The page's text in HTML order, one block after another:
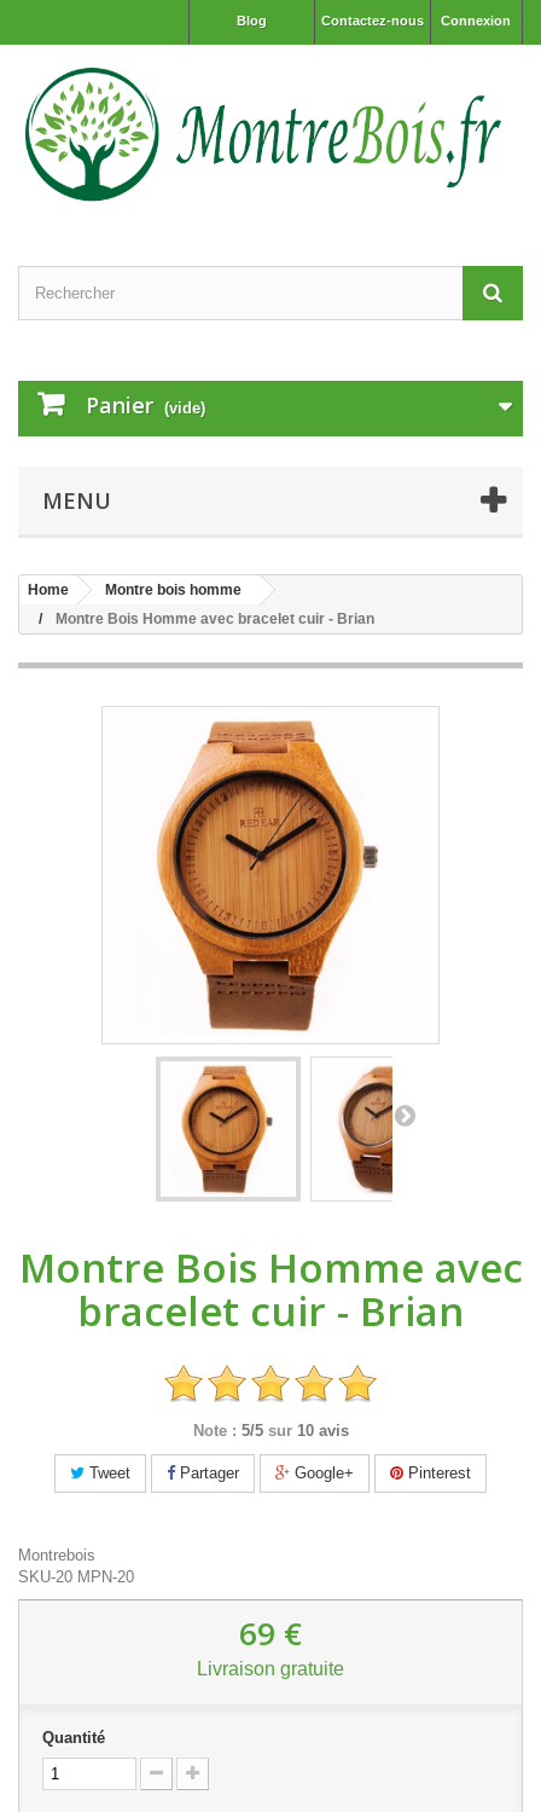
Connexion
Contactez-nous
Blog
Panier (vide)
MENU
Home
Montre bois homme
Montre Bois Homme avec bracelet cuir - Brian
Montre Bois Homme avec
bracelet cuir - Brian
Note : 5/5 sur 10 avis
Tweet Partager Google+ Pinterest
Montrebois
SKU-20 MPN-20
69 €
Livraison gratuite
Quantité